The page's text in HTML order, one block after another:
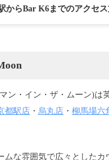
からBar K6までのアクセ
ン・イン・ザ・ムーン)は
都駅店 ・ 烏丸店 ・ 柳馬場六
ムな雰囲気で広々としたカ